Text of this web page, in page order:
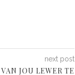
next post
JOU LEWER TE